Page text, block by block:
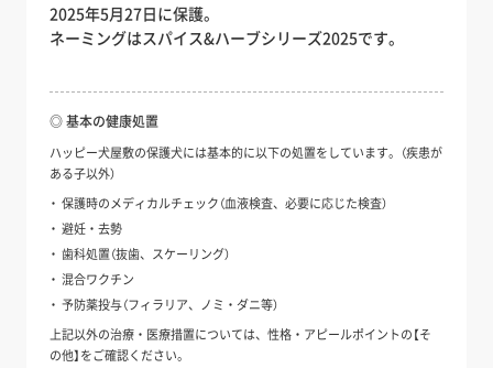
2025年5月27日に保護。
ネーミングはスパイス&ハーブシリーズ2025です。
◎ 基本の健康処置
ハッピー犬屋敷の保護犬には基本的に以下の処置をしています。（疾患が
ある子以外）
保護時のメディカルチェック（血液検査、必要に応じた検査）
避妊・去勢
歯科処置（抜歯、スケーリング）
混合ワクチン
予防薬投与（フィラリア、ノミ・ダニ等）
上記以外の治療・医療措置については、性格・アピールポイントの【そ
の他】をご確認ください。